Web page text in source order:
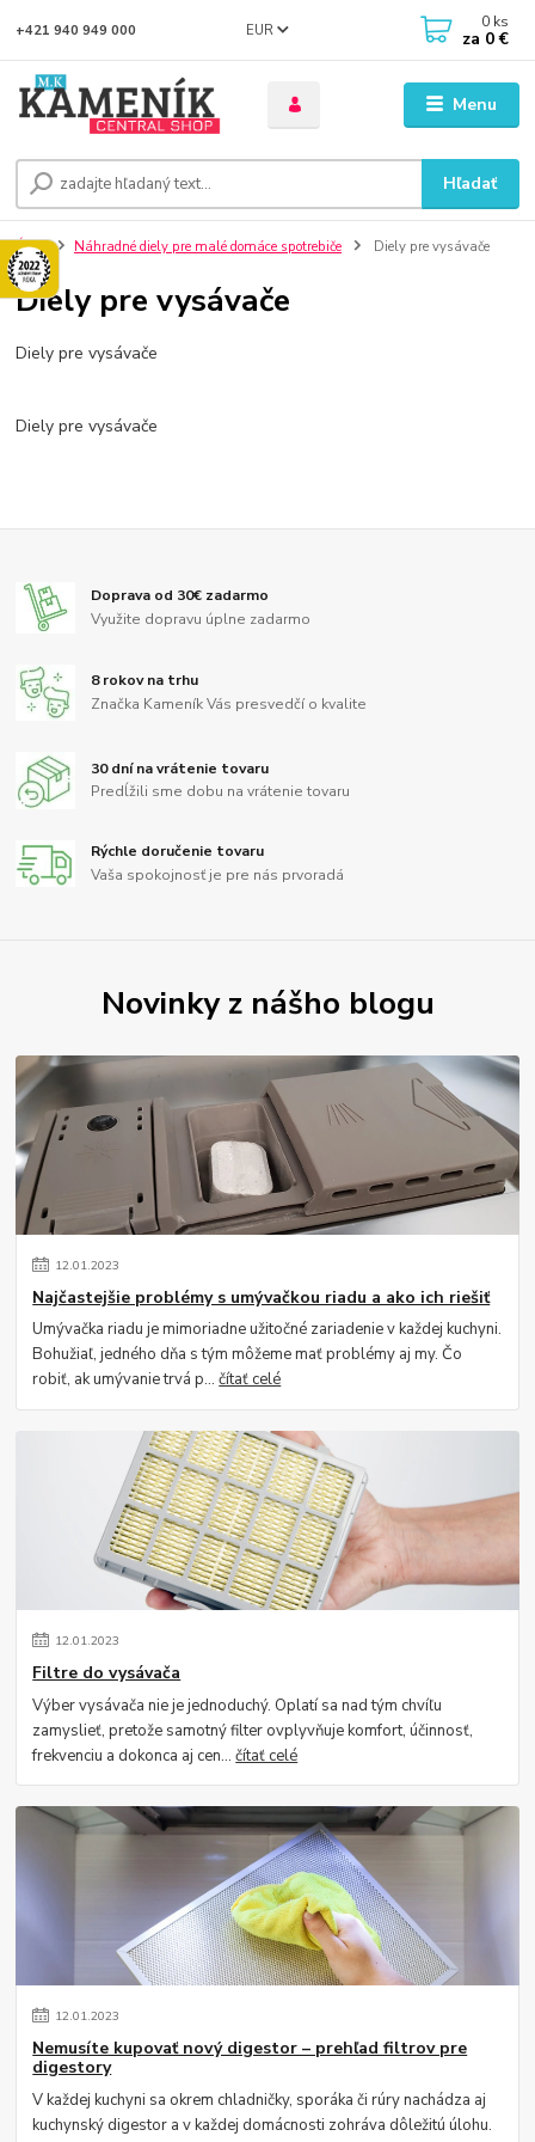
Menu
EUR
Hľadať
+421 940 949 000 0 ks
za 0 €
Úvod Náhradné diely pre malé domáce spotrebiče Diely pre vysávače
Diely pre vysávače
Diely pre vysávače
Diely pre vysávače
Doprava od 30€ zadarmo
Využite dopravu úplne zadarmo
8 rokov na trhu
Značka Kameník Vás presvedčí o kvalite
30 dní na vrátenie tovaru
Predĺžili sme dobu na vrátenie tovaru
Rýchle doručenie tovaru
Vaša spokojnosť je pre nás prvoradá
Novinky z nášho blogu
12.01.2023
Najčastejšie problémy s umývačkou riadu a ako ich riešiť
Umývačka riadu je mimoriadne užitočné zariadenie v každej kuchyni.
Bohužiaľ, jedného dňa s tým môžeme mať problémy aj my. Čo
robiť, ak umývanie trvá p...čítať celé
12.01.2023
Filtre do vysávača
Výber vysávača nie je jednoduchý. Oplatí sa nad tým chvíľu
zamyslieť, pretože samotný filter ovplyvňuje komfort, účinnosť,
frekvenciu a dokonca aj cen...čítať celé
12.01.2023
Nemusíte kupovať nový digestor – prehľad filtrov pre
digestory
V každej kuchyni sa okrem chladničky, sporáka či rúry nachádza aj
kuchynský digestor a v každej domácnosti zohráva dôležitú úlohu.